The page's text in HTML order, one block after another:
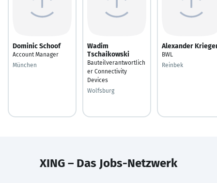
Dominic Schoof
Account Manager
München
Wadim
Tschaikowski
Bauteilverantwortlich
er Connectivity
Devices
Wolfsburg
Alexander
BWL
Reinbek
XING – Das Jobs-Netzwerk